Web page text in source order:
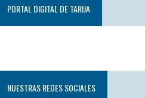
PORTAL DIGITAL DE TARIJA
NUESTRAS REDES SOCIALES